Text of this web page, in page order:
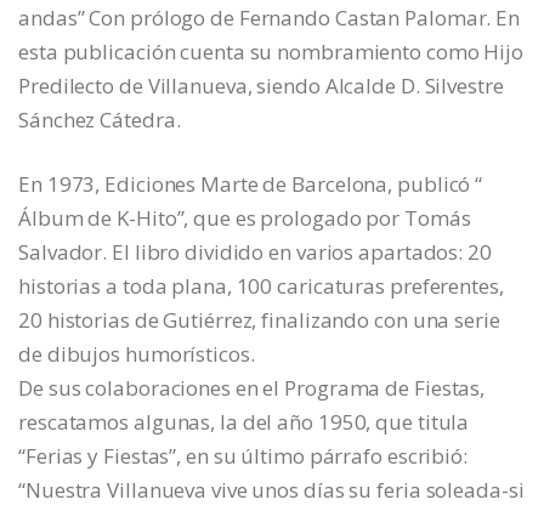
andas” Con prólogo de Fernando Castan Palomar. En
esta publicación cuenta su nombramiento como Hijo
Predilecto de Villanueva, siendo Alcalde D. Silvestre
Sánchez Cátedra.
En 1973, Ediciones Marte de Barcelona, publicó “
Álbum de K-Hito”, que es prologado por Tomás
Salvador. El libro dividido en varios apartados: 20
historias a toda plana, 100 caricaturas preferentes,
20 historias de Gutiérrez, finalizando con una serie
de dibujos humorísticos.
De sus colaboraciones en el Programa de Fiestas,
rescatamos algunas, la del año 1950, que titula
“Ferias y Fiestas”, en su último párrafo escribió:
“Nuestra Villanueva vive unos días su feria soleada-si